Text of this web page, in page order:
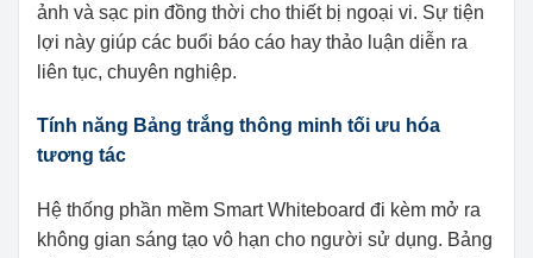
ảnh và sạc pin đồng thời cho thiết bị ngoại vi. Sự tiện
lợi này giúp các buổi báo cáo hay thảo luận diễn ra
liên tục, chuyên nghiệp.
Tính năng Bảng trắng thông minh tối ưu hóa
tương tác
Hệ thống phần mềm Smart Whiteboard đi kèm mở ra
không gian sáng tạo vô hạn cho người sử dụng. Bảng